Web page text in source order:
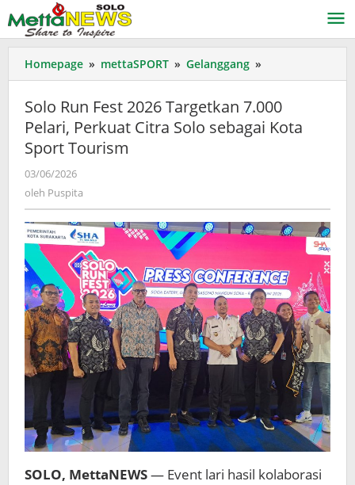
ke
konten
Homepage » mettaSPORT » Gelanggang »
Run
2026
Targetkan
Solo
sebagai
Tourism
Solo Run Fest 2026 Targetkan 7.000
Pelari, Perkuat Citra Solo sebagai Kota
Sport Tourism
03/06/2026
oleh Puspita
SOLO, MettaNEWS— Event lari hasil kolaborasi